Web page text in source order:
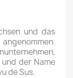
und das
der Name
de Sus.